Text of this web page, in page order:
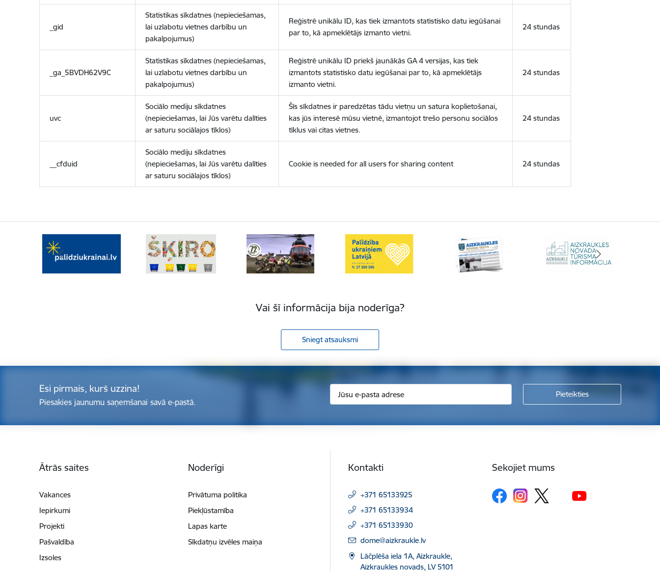
_gid
Statistikas sīkdatnes (nepieciešamas,
lai uzlabotu vietnes darbību un
pakalpojumus)
Reģistrē unikālu ID, kas tiek izmantots statistisko datu iegūšanai
par to, kā apmeklētājs izmanto vietni.
24 stundas
_ga_5BVDH62V9C
Statistikas sīkdatnes (nepieciešamas,
lai uzlabotu vietnes darbību un
pakalpojumus)
Reģistrē unikālu ID priekš jaunākās GA 4 versijas, kas tiek
izmantots statistisko datu iegūšanai par to, kā apmeklētājs
izmanto vietni.
24 stundas
uvc
Sociālo mediju sīkdatnes
(nepieciešamas, lai Jūs varētu dalīties
ar saturu sociālajos tīklos)
Šīs sīkdatnes ir paredzētas tādu vietņu un satura koplietošanai,
kas jūs interesē mūsu vietnē, izmantojot trešo personu sociālos
tīklus vai citas vietnes.
24 stundas
__cfduid
Sociālo mediju sīkdatnes
(nepieciešamas, lai Jūs varētu dalīties
ar saturu sociālajos tīklos)
Cookie is needed for all users for sharing content 24 stundas
Vai šī informācija bija noderīga?
Sniegt atsauksmi
Esi pirmais, kurš uzzina!
Piesakies jaunumu saņemšanai savā e-pastā.
Ātrās saites
Vakances
Iepirkumi
Projekti
Pašvaldība
Izsoles
Noderīgi
Privātuma politika
Piekļūstamība
Lapas karte
Sīkdatņu izvēles maiņa
Kontakti
+371 65133925
+371 65133934
+371 65133930
E-pasts:
dome@aizkraukle.lv
Lāčplēša iela 1A, Aizkraukle,
Aizkraukles novads, LV 5101
Sekojiet mums